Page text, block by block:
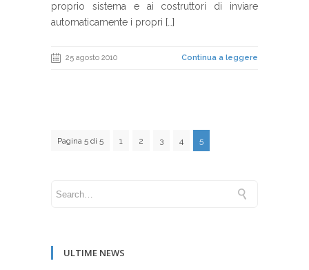
proprio sistema e ai costruttori di inviare
automaticamente i propri […]
25 agosto 2010 Continua a leggere
Pagina 5 di 5 1 2 3 4 5
ULTIME NEWS